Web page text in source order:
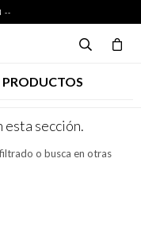
--
PRODUCTOS
esta sección.
o busca en otras